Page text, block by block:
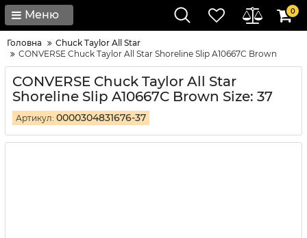
Меню 0
Головна
Chuck Taylor All Star
CONVERSE Chuck Taylor All Star Shoreline Slip A10667C Brown
CONVERSE Chuck Taylor All Star
Shoreline Slip A10667C Brown Size: 37
Артикул: 0000304831676-37